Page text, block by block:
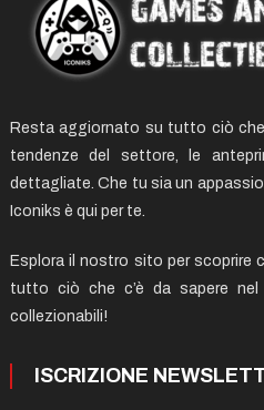
Resta aggiornato su tutto ciò
tendenze del settore, le
dettagliate. Che tu sia un
Iconiks è qui per te.
Esplora il nostro sito per scoprire
tutto ciò che c’è da sapere
collezionabili!
ISCRIZIONE